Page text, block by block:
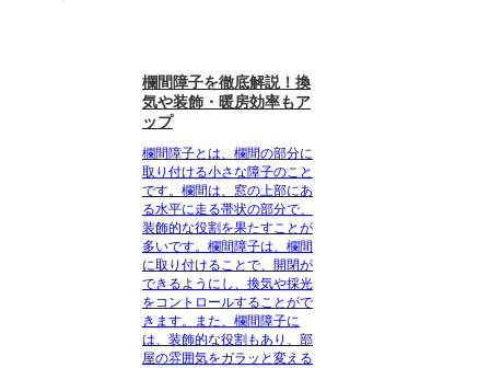
欄間障子を徹底解説！換
気や装飾・暖房効率もア
ップ
欄間障子とは、欄間の部分に
取り付ける小さな障子のこと
です。欄間は、窓の上部にあ
る水平に走る帯状の部分で、
装飾的な役割を果たすことが
多いです。欄間障子は、欄間
に取り付けることで、開閉が
できるようにし、換気や採光
をコントロールすることがで
きます。また、欄間障子に
は、装飾的な役割もあり、部
屋の雰囲気をガラッと変える